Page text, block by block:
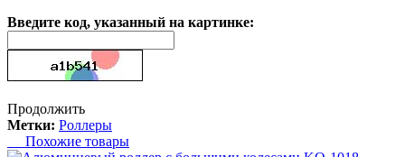
Введите код, указанный на картинке:
Продолжить
Метки: Роллеры
Похожие товары